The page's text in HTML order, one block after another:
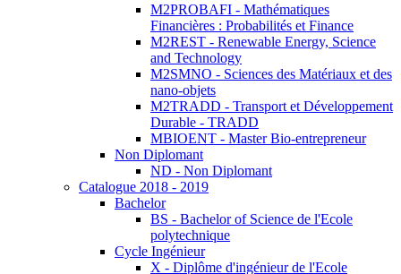
M2PROBAFI - Mathématiques
Financières : Probabilités et Finance
M2REST - Renewable Energy, Science
and Technology
M2SMNO - Sciences des Matériaux et des
nano-objets
M2TRADD - Transport et Développement
Durable - TRADD
MBIOENT - Master Bio-entrepreneur
Non Diplomant
ND - Non Diplomant
Catalogue 2018 - 2019
Bachelor
BS - Bachelor of Science de l'Ecole
polytechnique
Cycle Ingénieur
X - Diplôme d'ingénieur de l'Ecole